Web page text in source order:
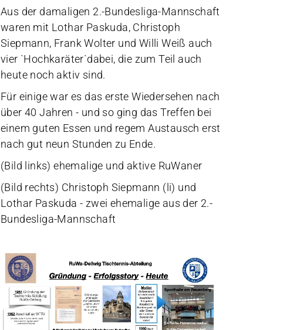
Aus der damaligen 2.-Bundesliga-Mannschaft
waren mit Lothar Paskuda, Christoph
Siepmann, Frank Wolter und Willi Weiß auch
vier `Hochkaräter`dabei, die zum Teil auch
heute noch aktiv sind.
Für einige war es das erste Wiedersehen nach
über 40 Jahren - und so ging das Treffen bei
einem guten Essen und regem Austausch erst
nach gut neun Stunden zu Ende.
(Bild links) ehemalige und aktive RuWaner
(Bild rechts) Christoph Siepmann (li) und
Lothar Paskuda - zwei ehemalige aus der 2.-
Bundesliga-Mannschaft